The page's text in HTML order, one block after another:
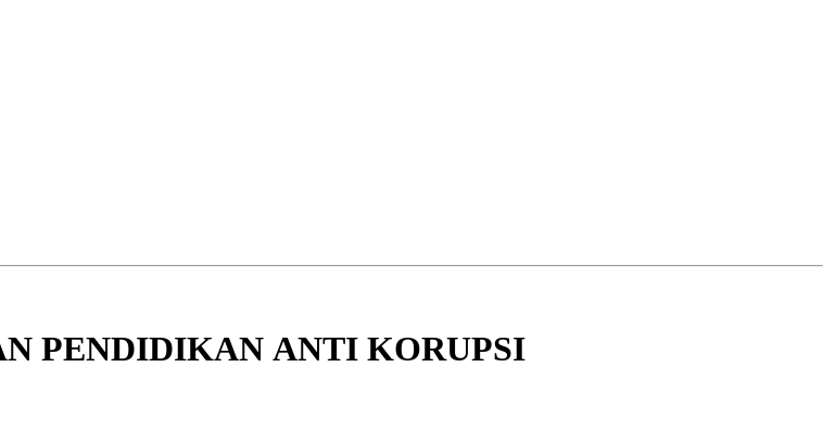
PENDIDIKAN ANTI KORUPSI